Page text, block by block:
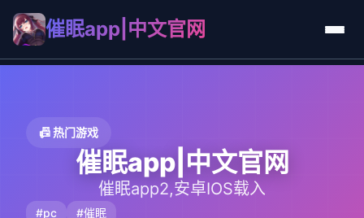
催眠app|中文官网
📠 热门游戏
催眠app|中文官网
催眠app2,安卓IOS载入
#pc #催眠